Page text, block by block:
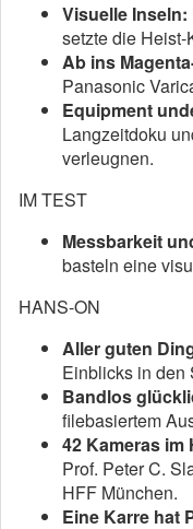
Visuelle Inseln:
setzte die Heist-
Ab ins
Panasonic
Equipment
Langzeitdoku
verleugnen.
IM TEST
Messbarkeit
basteln eine
HANS-ON
Aller guten
Einblicks in den
Bandlos
filebasiertem
42 Kameras im
Prof. Peter C.
HFF München.
Eine Karre hat